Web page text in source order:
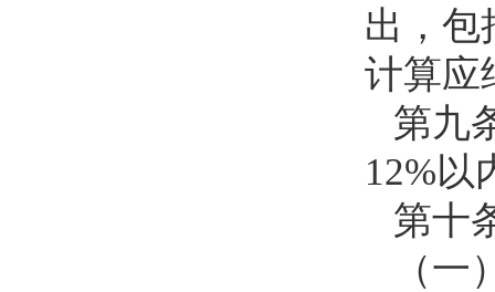
出，包
计算应
第九
12%以
第十
（